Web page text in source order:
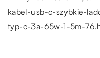
kabel-usb-c-szybkie-
typ-c-3a-65w-1-5m-